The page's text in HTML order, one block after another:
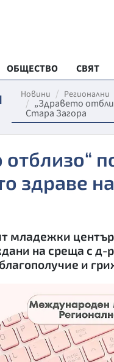
ОБЩЕСТВО СВЯТ
Новини Регионални
„Здравето
Стара Загора
отблизо“
здраве
младежки
на среща с д-
и